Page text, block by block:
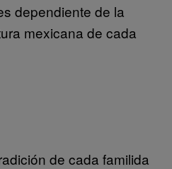
dependiente de la
mexicana de cada
de cada familida